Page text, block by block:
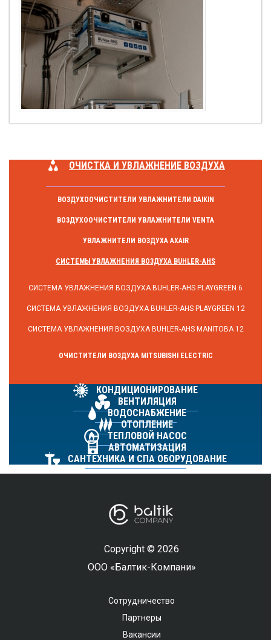
ОЧИСТКА И УВЛАЖНЕНИЕ ВОЗДУХА
ВОЗДУХООЧИСТИТЕЛИ УВЛАЖНИТЕЛИ DAIKIN
ВОЗДУХООЧИСТИТЕЛИ УВЛАЖНИТЕЛИ VENTA
УВЛАЖНИТЕЛИ ВОЗДУХА AXAIR
СИСТЕМЫ УВЛАЖНЕНИЯ ВОЗДУХА BUHLER-AHS
СИСТЕМА УВЛАЖНЕНИЯ ВОЗДУХА BUHLER-AHS PLAYGREEN 6
СИСТЕМА УВЛАЖНЕНИЯ ВОЗДУХА BUHLER-AHS PLAYGREEN 12
СИСТЕМА УВЛАЖНЕНИЯ ВОЗДУХА BUHLER-AHS MANITOBA 12
ОЧИСТИТЕЛИ ВОЗДУХА MITSUBISHI ELECTRIC
КОНДИЦИОНИРОВАНИЕ
ВЕНТИЛЯЦИЯ
ВОДОСНАБЖЕНИЕ
ОТОПЛЕНИЕ
ТЕПЛОВОЙ НАСОС
АВТОМАТИЗАЦИЯ
САНТЕХНИКА И СПА ОБОРУДОВАНИЕ
Copyright © 2026
ООО «Балтик-Компани»
Сотрудничество
Партнеры
Вакансии